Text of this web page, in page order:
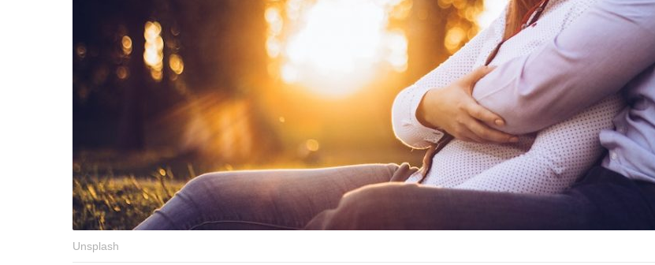
Unsplash